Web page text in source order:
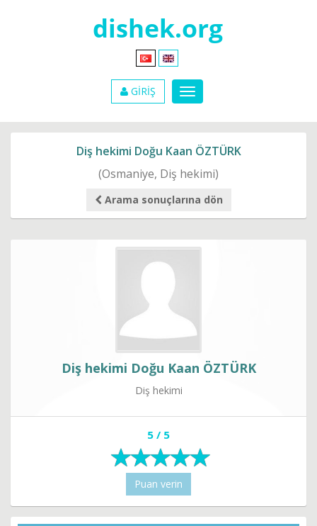
GİRİŞ
Diş hekimi Doğu Kaan ÖZTÜRK
(Osmaniye, Diş hekimi)
Arama sonuçlarına dön
Diş hekimi Doğu Kaan ÖZTÜRK
Diş hekimi
5 / 5
Puan verin